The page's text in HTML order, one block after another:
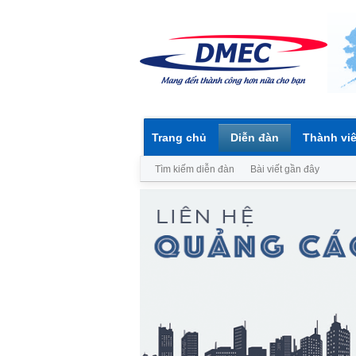
Trang chủ Diễn đàn
Tìm kiếm diễn đàn Bài viết gần đây
Thành